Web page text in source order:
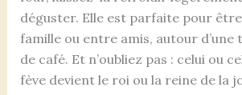
déguster. Elle est parfaite pour
famille ou entre amis, autour d’une
de café. Et n’oubliez pas : celui ou
fève devient le roi ou la reine de la